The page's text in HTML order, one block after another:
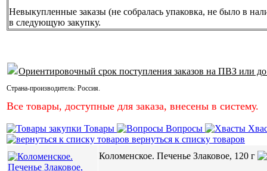
Невыкупленные заказы (не собралась упаковка, не было в
в следующую закупку.
Ориентировочный срок поступления заказов на ПВЗ или
Страна-производитель: Россия.
Все товары, доступные для заказа, внесены в систему.
Товары Вопросы
вернуться к списку товаров
Коломенское. Печенье Злаковое, 120 г